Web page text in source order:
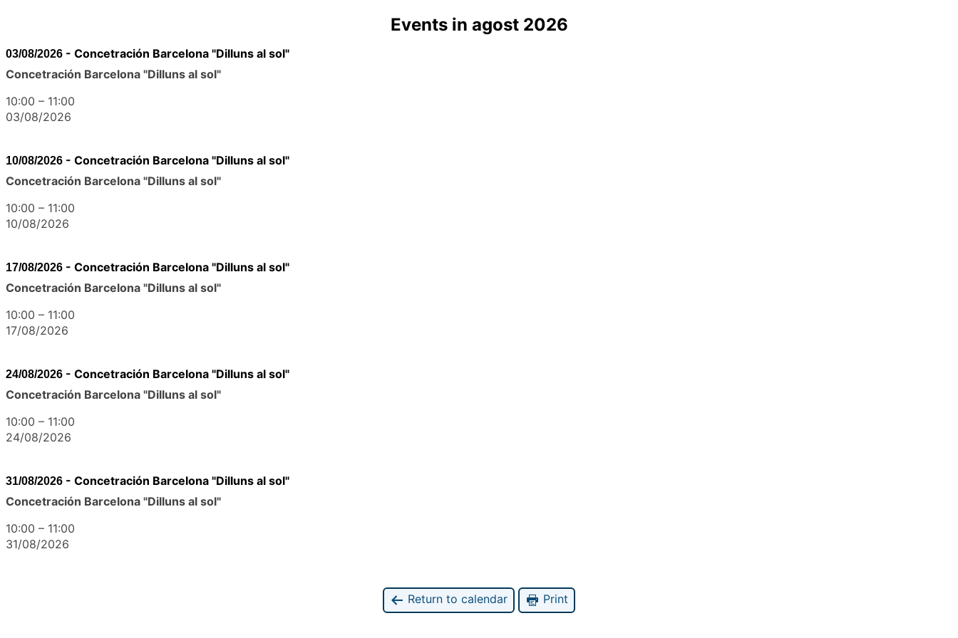
Events in agost 2026
03/08/2026 - Concetración Barcelona "Dilluns al sol"
Concetración Barcelona "Dilluns al sol"
10:00 – 11:00
03/08/2026
10/08/2026 - Concetración Barcelona "Dilluns al sol"
Concetración Barcelona "Dilluns al sol"
10:00 – 11:00
10/08/2026
17/08/2026 - Concetración Barcelona "Dilluns al sol"
Concetración Barcelona "Dilluns al sol"
10:00 – 11:00
17/08/2026
24/08/2026 - Concetración Barcelona "Dilluns al sol"
Concetración Barcelona "Dilluns al sol"
10:00 – 11:00
24/08/2026
31/08/2026 - Concetración Barcelona "Dilluns al sol"
Concetración Barcelona "Dilluns al sol"
10:00 – 11:00
31/08/2026
Return to calendar Print